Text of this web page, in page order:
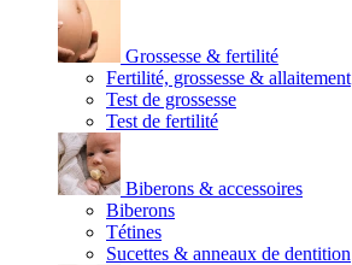
Grossesse & fertilité
Fertilité, grossesse & allaitement
Test de grossesse
Test de fertilité
Biberons & accessoires
Biberons
Tétines
Sucettes & anneaux de dentition